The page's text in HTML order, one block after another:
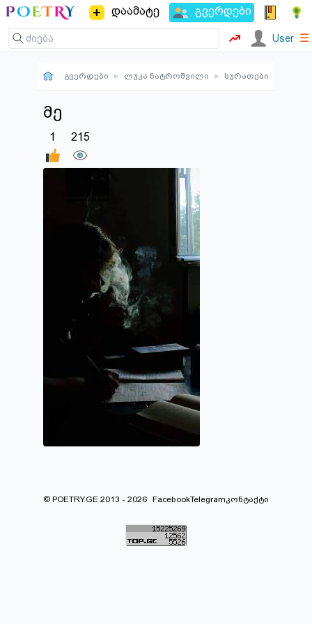
დაამატე გვერდები
User ☰
გვერდები ▸ ლუკა ნატროშვილი ▸ სურათები
მე
1 215
© POETRY.GE 2013 - 2026 FacebookTelegramკონტაქტი